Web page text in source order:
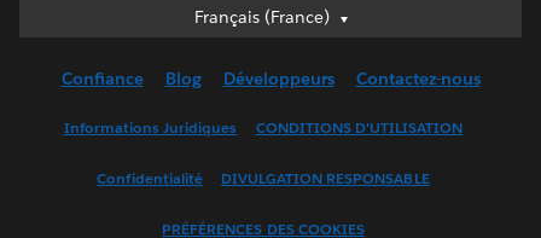
Français (France)
Français (France)
English (UK)
Français (Canada)
Confiance Blog Développeurs Contactez-nous
Informations Juridiques CONDITIONS D'UTILISATION
Confidentialité DIVULGATION RESPONSABLE
PRÉFÉRENCES DES COOKIES